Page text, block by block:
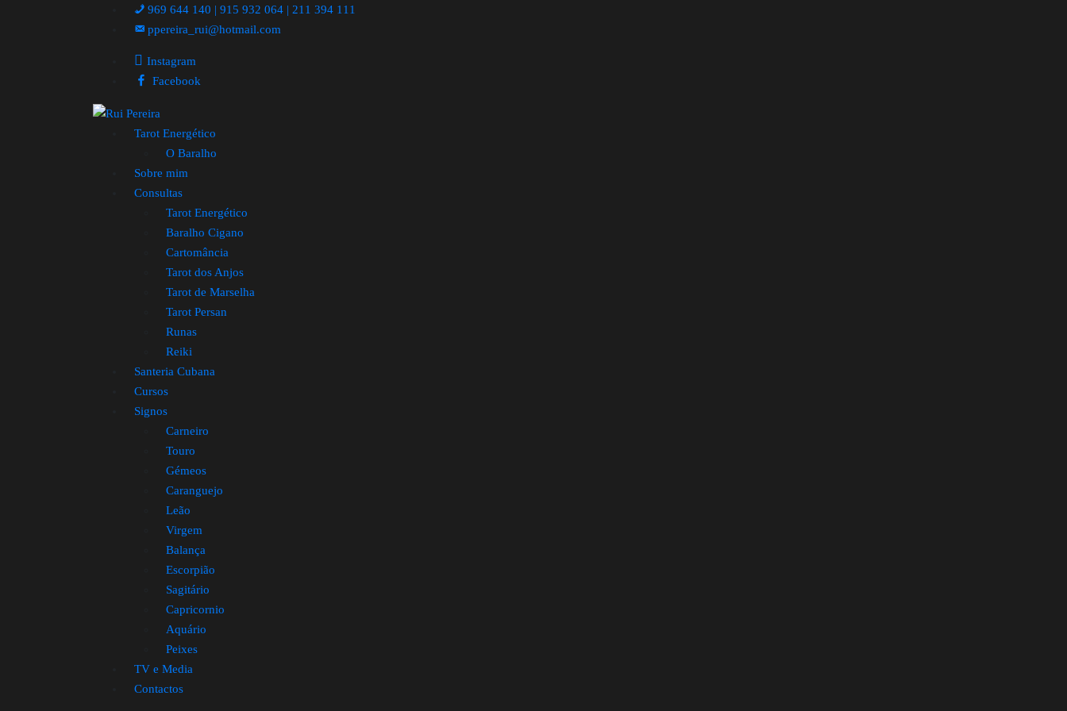
969 644 140 | 915 932 064 | 211 394 111
ppereira_rui@hotmail.com
Instagram
Facebook
Tarot Energético
O Baralho
Sobre mim
Consultas
Tarot Energético
Baralho Cigano
Cartomância
Tarot dos Anjos
Tarot de Marselha
Tarot Persan
Runas
Reiki
Santeria Cubana
Cursos
Signos
Carneiro
Touro
Gémeos
Caranguejo
Leão
Virgem
Balança
Escorpião
Sagitário
Capricornio
Aquário
Peixes
TV e Media
Contactos